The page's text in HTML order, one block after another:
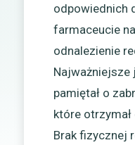
odpowiednich
farmaceucie
odnalezienie
Najważniejsze
pamiętał o
które
Brak fizycznej